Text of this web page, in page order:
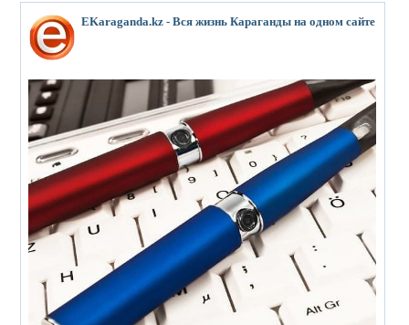
EKaraganda.kz - Вся жизнь Караганды на одном сайте